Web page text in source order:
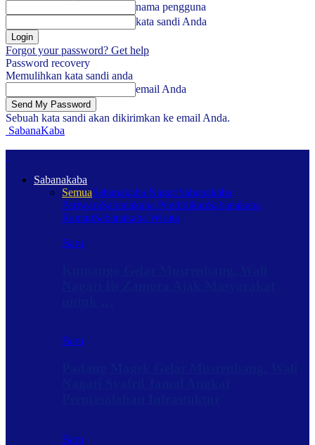
nama pengguna
kata sandi Anda
Forgot your password? Get help
Password recovery
Memulihkan kata sandi anda
email Anda
Sebuah kata sandi akan dikirimkan ke email Anda.
SabanaKaba
Sabanakaba
SemuaSabanakaba NagariSabanakaba
PariwaraSabanakaba PendidikanSabanakaba
RantauSabanakaba Wisata
Baru
Baru
Baru